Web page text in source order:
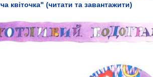
квіточка" (читати та завантажити)